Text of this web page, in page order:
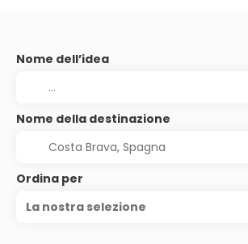
Nome dell’idea
Nome della destinazione
Ordina per
La nostra selezione